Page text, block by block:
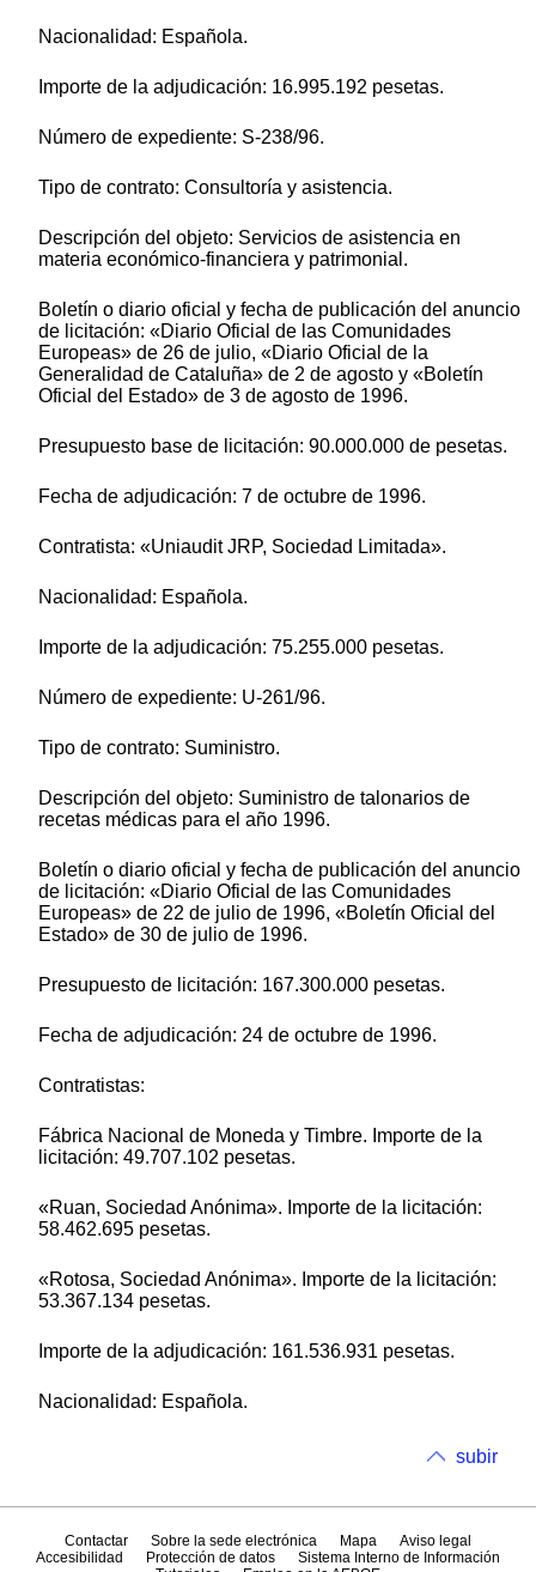
Nacionalidad: Española.
Importe de la adjudicación: 16.995.192 pesetas.
Número de expediente: S-238/96.
Tipo de contrato: Consultoría y asistencia.
Descripción del objeto: Servicios de asistencia en
materia económico-financiera y patrimonial.
Boletín o diario oficial y fecha de publicación del anuncio
de licitación: «Diario Oficial de las Comunidades
Europeas» de 26 de julio, «Diario Oficial de la
Generalidad de Cataluña» de 2 de agosto y «Boletín
Oficial del Estado» de 3 de agosto de 1996.
Presupuesto base de licitación: 90.000.000 de pesetas.
Fecha de adjudicación: 7 de octubre de 1996.
Contratista: «Uniaudit JRP, Sociedad Limitada».
Nacionalidad: Española.
Importe de la adjudicación: 75.255.000 pesetas.
Número de expediente: U-261/96.
Tipo de contrato: Suministro.
Descripción del objeto: Suministro de talonarios de
recetas médicas para el año 1996.
Boletín o diario oficial y fecha de publicación del anuncio
de licitación: «Diario Oficial de las Comunidades
Europeas» de 22 de julio de 1996, «Boletín Oficial del
Estado» de 30 de julio de 1996.
Presupuesto de licitación: 167.300.000 pesetas.
Fecha de adjudicación: 24 de octubre de 1996.
Contratistas:
Fábrica Nacional de Moneda y Timbre. Importe de la
licitación: 49.707.102 pesetas.
«Ruan, Sociedad Anónima». Importe de la licitación:
58.462.695 pesetas.
«Rotosa, Sociedad Anónima». Importe de la licitación:
53.367.134 pesetas.
Importe de la adjudicación: 161.536.931 pesetas.
Nacionalidad: Española.
subir
Contactar Sobre la sede electrónica Mapa
Aviso legal
Accesibilidad
Protección de datos
Sistema Interno de Información